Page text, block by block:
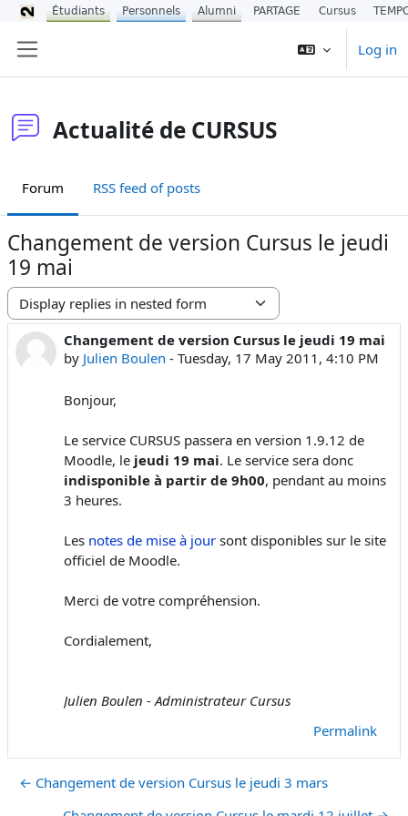
Log in
Actualité de CURSUS
Forum RSS feed of posts
Changement de version Cursus le jeudi
19 mai
Display mode
Changement de version Cursus le jeudi 19 mai
by Julien Boulen - Tuesday, 17 May 2011, 4:10 PM
Number of replies: 0
Bonjour,
Le service CURSUS passera en version 1.9.12 de
Moodle, le jeudi 19 mai. Le service sera donc
indisponible à partir de 9h00, pendant au moins
3 heures.
Les notes de mise à jour sont disponibles sur le site
officiel de Moodle.
Merci de votre compréhension.
Cordialement,
Julien Boulen - Administrateur Cursus
Permalink
← Changement de version Cursus le jeudi 3 mars
Étudiants Personnels Alumni PARTAGE Cursus